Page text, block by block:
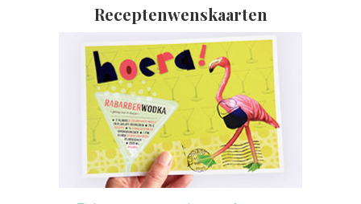
Receptenwenskaarten